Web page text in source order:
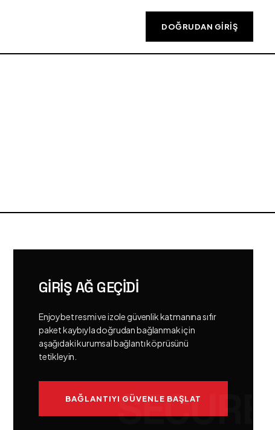
DOĞRUDAN GIRIŞ
GIRIŞ AĞ GEÇIDI
Enjoybet resmi ve izole güvenlik katmanına sıfır
paket kaybıyla doğrudan bağlanmak için
aşağıdaki kurumsal bağlantı köprüsünü
tetikleyin.
BAĞLANTIYI GÜVENLE BAŞLAT